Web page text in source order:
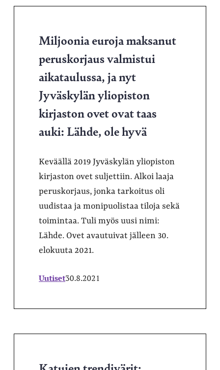
Miljoonia euroja maksanut
peruskorjaus valmistui
aikataulussa, ja nyt
Jyväskylän yliopiston
kirjaston ovet ovat taas
auki: Lähde, ole hyvä
Keväällä 2019 Jyväskylän yliopiston
kirjaston ovet suljettiin. Alkoi laaja
peruskorjaus, jonka tarkoitus oli
uudistaa ja monipuolistaa tiloja sekä
toimintaa. Tuli myös uusi nimi:
Lähde. Ovet avautuivat jälleen 30.
elokuuta 2021.
Uutiset30.8.2021